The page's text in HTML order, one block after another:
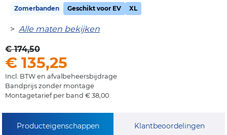
Zomerbanden Geschikt voor EV XL
> Alle maten bekijken
€ 174,50
€ 135,25
Incl. BTW en afvalbeheersbijdrage
Bandprijs zonder montage
Montagetarief per band € 38,00
Producteigenschappen Klantbeoordelingen